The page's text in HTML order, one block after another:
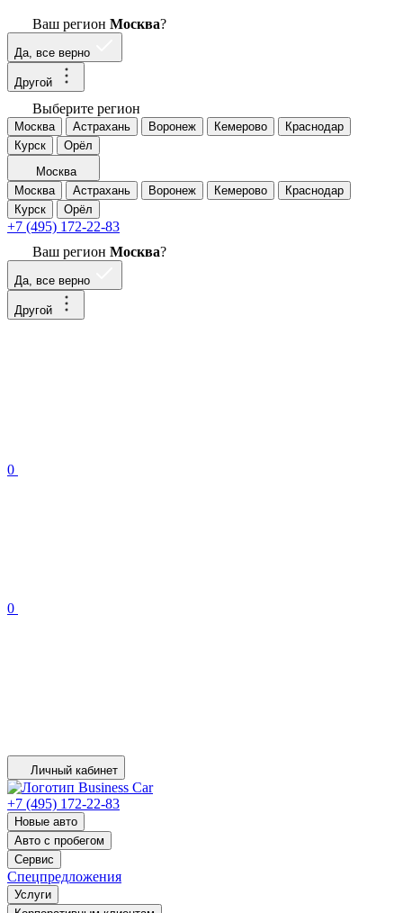
Ваш регион Москва?
Да, все верно
Другой
Выберите регион
Москва Астрахань Воронеж Кемерово
Краснодар
Курск
Орёл
Москва
Москва
Астрахань Воронеж Кемерово
Краснодар
Курск
Орёл
+7 (495) 172-22-83
Ваш регион Москва?
Да, все верно
Другой
0
0
Личный кабинет
+7 (495) 172-22-83
Новые авто
Авто с пробегом
Сервис
Спецпредложения
Услуги